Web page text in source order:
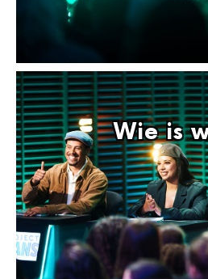
Wie is